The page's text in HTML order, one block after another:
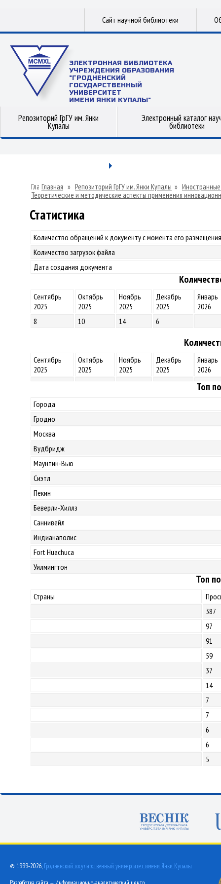
Сайт научной библиотеки
ЭЛЕКТРОННАЯ БИБЛИОТЕКА
УЧРЕЖДЕНИЯ ОБРАЗОВАНИЯ
"ГРОДНЕНСКИЙ
ГОСУДАРСТВЕННЫЙ
УНИВЕРСИТЕТ
ИМЕНИ ЯНКИ КУПАЛЫ"
Репозиторий ГрГУ им. Янки
Купалы
Электронный каталог
библиотеки
Главная » Репозиторий ГрГУ им. Янки Купалы »
Теоретические и методические аспекты применения
Статистика
Количество обращений к документу с момента его
Количество загрузок файла
Дата создания документа
Сентябрь
2025
Октябрь
2025
Ноябрь
2025
Декабрь
2025
Январь
2026
8
10 14 6
Сентябрь
2025
Октябрь
2025
Ноябрь
2025
Декабрь
2025
Январь
2026
Топ
Города
Гродно
Москва
Вудбридж
Маунтин-Вью
Сиэтл
Пекин
Беверли-Хиллз
Саннивейл
Индианаполис
Fort Huachuca
Уилмингтон
Топ
Страны
387
97
91
59
37
14
7
7
6
6
5
© 1999-2026, Гродненский государственный университет имени Янки Купалы